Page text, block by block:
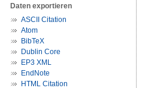
Daten exportieren
ASCII Citation
Atom
BibTeX
Dublin Core
EP3 XML
EndNote
HTML Citation